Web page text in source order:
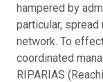
hampered by
particular,
network. To
coordinated
RIPARIAS